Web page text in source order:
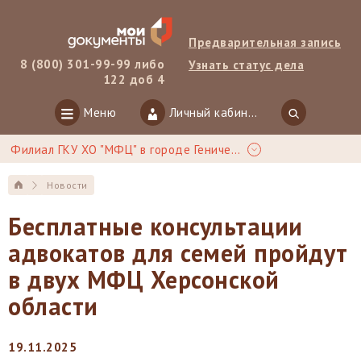
8 (800) 301-99-99 либо
122 доб 4
Предварительная запись
Узнать статус дела
Меню Личный кабинет
Филиал ГКУ ХО "МФЦ" в городе Геническ
Новости
Бесплатные консультации
адвокатов для семей пройдут
в двух МФЦ Херсонской
области
19.11.2025